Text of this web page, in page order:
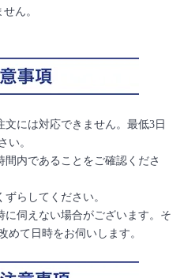
ん。
には対応できません。最低3日
い。
内であることをご確認くださ
らしてください。
伺えない場合がございます。そ
めて日時をお伺いします。